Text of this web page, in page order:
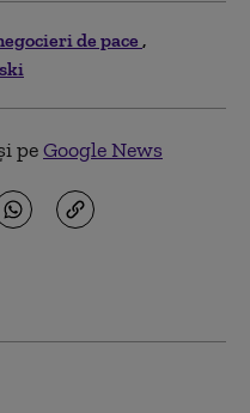
de pace
peGoogle News